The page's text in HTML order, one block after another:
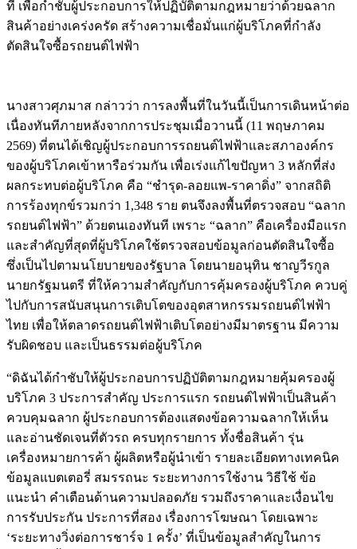
ที่ เพื่อกำชับผู้ประกอบการให้ปฏิบัติตามกฎหมายว่าด้วยฉลาก
สินค้าอย่างเคร่งครัด สร้างความเชื่อมั่นแก่ผู้บริโภคที่กำลัง
ตัดสินใจซื้อรถยนต์ไฟฟ้า
นางสาวศุภมาส กล่าวว่า การลงพื้นที่ในวันนี้เป็นการเดินหน้าต่อ
เนื่องทันทีภายหลังจากการประชุมเมื่อวานนี้ (11 พฤษภาคม
2569) ที่ตนได้เชิญผู้ประกอบการรถยนต์ไฟฟ้าและสภาองค์กร
ของผู้บริโภคเข้าหารือร่วมกัน เพื่อเร่งแก้ไขปัญหา 3 หลักที่ส่ง
ผลกระทบต่อผู้บริโภค คือ “ชำรุด-ลอยแพ-ราคาดิ่ง” จากสถิติ
การร้องทุกข์รวมกว่า 1,348 ราย ตนจึงลงพื้นที่ตรวจสอบ “ฉลาก
รถยนต์ไฟฟ้า” ด้วยตนเองทันที เพราะ “ฉลาก” คือเครื่องมือแรก
และสำคัญที่สุดที่ผู้บริโภคใช้ตรวจสอบข้อมูลก่อนตัดสินใจซื้อ
ซึ่งเป็นไปตามนโยบายของรัฐบาล โดยนายอนุทิน ชาญวีรกูล
นายกรัฐมนตรี ที่ให้ความสำคัญกับการคุ้มครองผู้บริโภค ควบคู่
ไปกับการสนับสนุนการเติบโตของอุตสาหกรรมรถยนต์ไฟฟ้า
ไทย เพื่อให้ตลาดรถยนต์ไฟฟ้าเติบโตอย่างมีมาตรฐาน มีความ
รับผิดชอบ และเป็นธรรมต่อผู้บริโภค
“ดิฉันได้กำชับให้ผู้ประกอบการปฏิบัติตามกฎหมายคุ้มครองผู้
บริโภค 3 ประการสำคัญ ประการแรก รถยนต์ไฟฟ้าเป็นสินค้า
ควบคุมฉลาก ผู้ประกอบการต้องแสดงข้อความฉลากให้เห็น
และอ่านชัดเจนที่ตัวรถ ครบทุกรายการ ทั้งชื่อสินค้า รุ่น
เครื่องหมายการค้า ผู้ผลิตหรือผู้นำเข้า รายละเอียดทางเทคนิค
ข้อมูลแบตเตอรี่ สมรรถนะ ระยะทางการใช้งาน วิธีใช้ ข้อ
แนะนำ คำเตือนด้านความปลอดภัย รวมถึงราคาและเงื่อนไข
การรับประกัน ประการที่สอง เรื่องการโฆษณา โดยเฉพาะ
‘ระยะทางวิ่งต่อการชาร์จ 1 ครั้ง’ ที่เป็นข้อมูลสำคัญในการ